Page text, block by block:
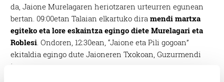
da, Jaione Murelagaren heriotzaren urteurren egunean
bertan. 09:00etan Talaian elkartuko diramendi martxa
egiteko eta lore eskaintza egingo diete Murelagari eta
Roblesi . Ondoren, 12:30ean, “Jaione eta Pili gogoan”
ekitaldia egingo dute Jaioneren Txokoan, Guzurmendi
inguruan.